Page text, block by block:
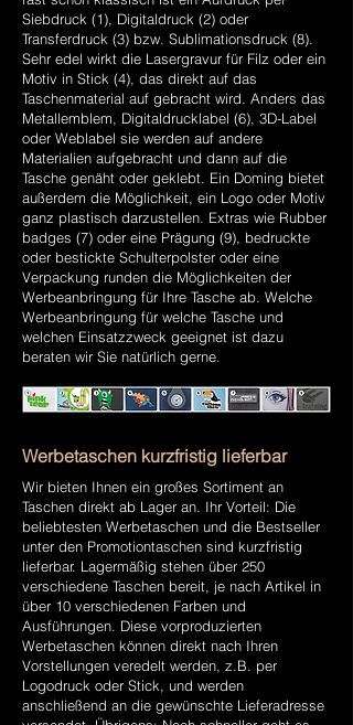
Siebdruck (1), Digitaldruck (2) oder
Transferdruck (3) bzw. Sublimationsdruck (8).
Sehr edel wirkt die Lasergravur für Filz oder ein
Motiv in Stick (4), das direkt auf das
Taschenmaterial auf gebracht wird. Anders das
Metallemblem, Digitaldrucklabel (6), 3D-Label
oder Weblabel sie werden auf andere
Materialien aufgebracht und dann auf die
Tasche genäht oder geklebt. Ein Doming bietet
außerdem die Möglichkeit, ein Logo oder Motiv
ganz plastisch darzustellen. Extras wie Rubber
badges (7) oder eine Prägung (9), bedruckte
oder bestickte Schulterpolster oder eine
Verpackung runden die Möglichkeiten der
Werbeanbringung für Ihre Tasche ab. Welche
Werbeanbringung für welche Tasche und
welchen Einsatzzweck geeignet ist dazu
beraten wir Sie natürlich gerne.
Werbetaschen kurzfristig lieferbar
Wir bieten Ihnen ein großes Sortiment an
Taschen direkt ab Lager an. Ihr Vorteil: Die
beliebtesten Werbetaschen und die Bestseller
unter den Promotiontaschen sind kurzfristig
lieferbar. Lagermäßig stehen über 250
verschiedene Taschen bereit, je nach Artikel in
über 10 verschiedenen Farben und
Ausführungen. Diese vorproduzierten
Werbetaschen können direkt nach Ihren
Vorstellungen veredelt werden, z.B. per
Logodruck oder Stick, und werden
anschließend an die gewünschte Lieferadresse